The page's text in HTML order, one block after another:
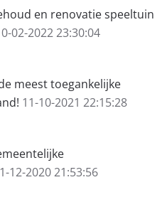
en renovatie speeltuin
02-2022 23:30:04
meest toegankelijke
11-10-2021 22:15:28
12-2020 21:53:56